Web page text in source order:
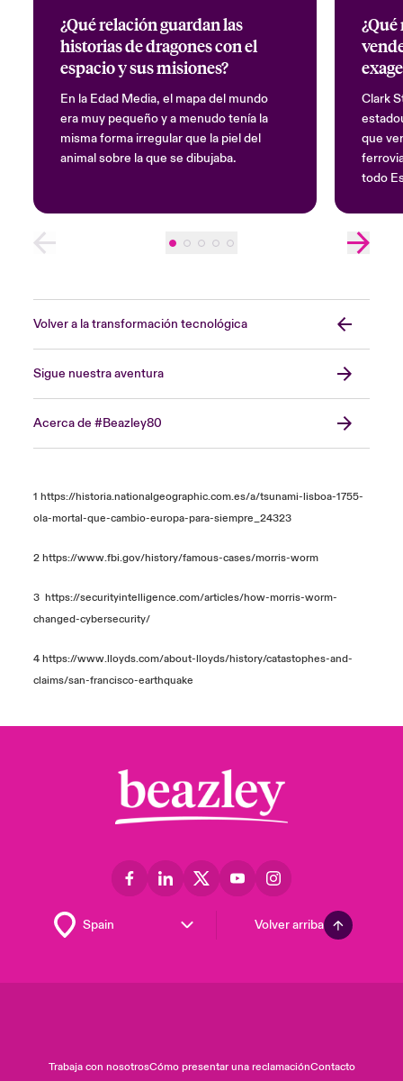
¿Qué relación guardan las
historias de dragones con el
espacio y sus misiones?
En la Edad Media, el mapa del mundo
era muy pequeño y a menudo tenía la
misma forma irregular que la piel del
animal sobre la que se dibujaba.
Clark
que
todo
Volver a la transformación tecnológica
Sigue nuestra aventura
Acerca de #Beazley80
1 https://historia.nationalgeographic.com.es/a/tsunami-lisboa-1755-
ola-mortal-que-cambio-europa-para-siempre_24323
2 https://www.fbi.gov/history/famous-cases/morris-worm
3 https://securityintelligence.com/articles/how-morris-worm-
changed-cybersecurity/
4 https://www.lloyds.com/about-lloyds/history/catastophes-and-
claims/san-francisco-earthquake
Volver arriba
Trabaja con nosotrosCómo presentar una reclamaciónContacto